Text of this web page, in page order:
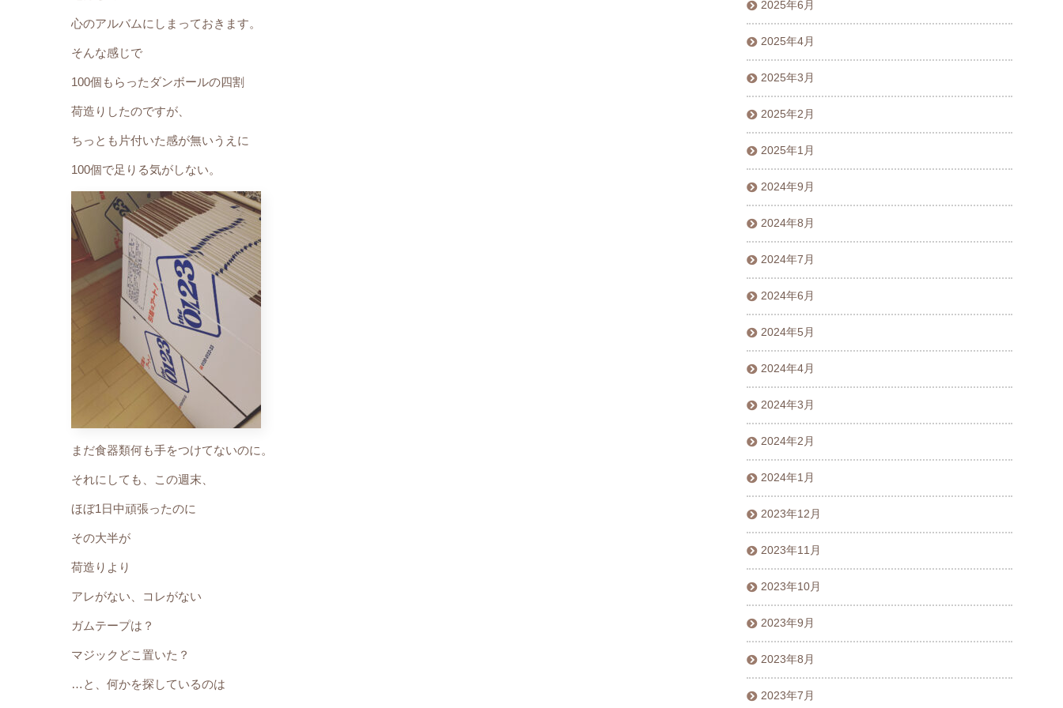
心のアルバムにしまっておきます。
そんな感じで
100個もらったダンボールの四割
荷造りしたのですが、
ちっとも片付いた感が無いうえに
100個で足りる気がしない。
まだ食器類何も手をつけてないのに。
それにしても、この週末、
ほぼ1日中頑張ったのに
その大半が
荷造りより
アレがない、コレがない
ガムテープは？
マジックどこ置いた？
…と、何かを探しているのは
2025年6月
2025年4月
2025年3月
2025年2月
2025年1月
2024年9月
2024年8月
2024年7月
2024年6月
2024年5月
2024年4月
2024年3月
2024年2月
2024年1月
2023年12月
2023年11月
2023年10月
2023年9月
2023年8月
2023年7月